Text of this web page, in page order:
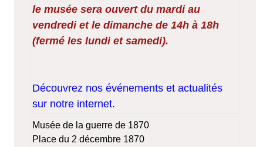
le musée sera ouvert du mardi au
vendredi et le dimanche de 14h à 18h
(fermé les lundi et samedi).
Découvrez nos événements et actualités
sur notre internet.
Musée de la guerre de 1870
Place du 2 décembre 1870